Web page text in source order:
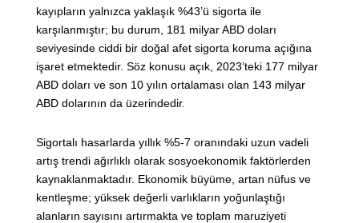
kayıpların yalnızca yaklaşık %43’ü sigorta ile
karşılanmıştır; bu durum, 181 milyar ABD doları
seviyesinde ciddi bir doğal afet sigorta koruma açığına
işaret etmektedir. Söz konusu açık, 2023’teki 177 milyar
ABD doları ve son 10 yılın ortalaması olan 143 milyar
ABD dolarının da üzerindedir.
Sigortalı hasarlarda yıllık %5-7 oranındaki uzun vadeli
artış trendi ağırlıklı olarak sosyoekonomik faktörlerden
kaynaklanmaktadır. Ekonomik büyüme, artan nüfus ve
kentleşme; yüksek değerli varlıkların yoğunlaştığı
alanların sayısını artırmakta ve toplam maruziyeti